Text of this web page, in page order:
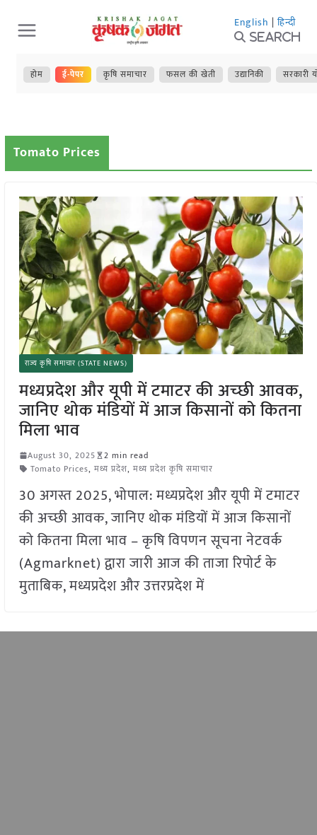
Skip
to
content
English | हिन्दी
Search
होम ई-पेपर कृषि समाचार फसल की खेती उद्यानिकी सरकारी
Tomato Prices
राज्य कृषि समाचार (STATE NEWS)
मध्यप्रदेश और यूपी में टमाटर की अच्‍छी आवक,
जानिए थोक मंडियों में आज किसानों को कितना
मिला भाव
August 30, 2025
2 min read
Tomato Prices, मध्य प्रदेश, मध्य प्रदेश कृषि समाचार
30 अगस्त 2025, भोपाल: मध्यप्रदेश और यूपी में टमाटर
की अच्‍छी आवक, जानिए थोक मंडियों में आज किसानों
को कितना मिला भाव – कृषि विपणन सूचना नेटवर्क
(Agmarknet) द्वारा जारी आज की ताजा रिपोर्ट के
मुताबिक, मध्यप्रदेश और उत्तरप्रदेश में